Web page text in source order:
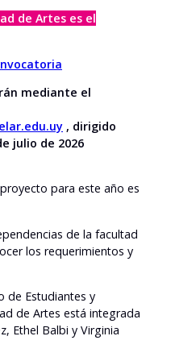
de Artes es el
mediante el
, dirigido
julio de 2026
para este año es
de la facultad
los requerimientos y
de Estudiantes y
de Artes está integrada
Ethel Balbi y Virginia